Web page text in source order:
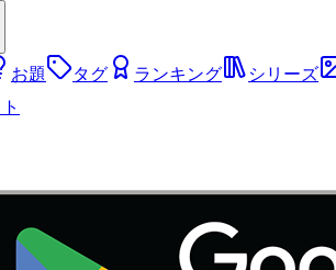
お題 タグ ランキング
シリーズ